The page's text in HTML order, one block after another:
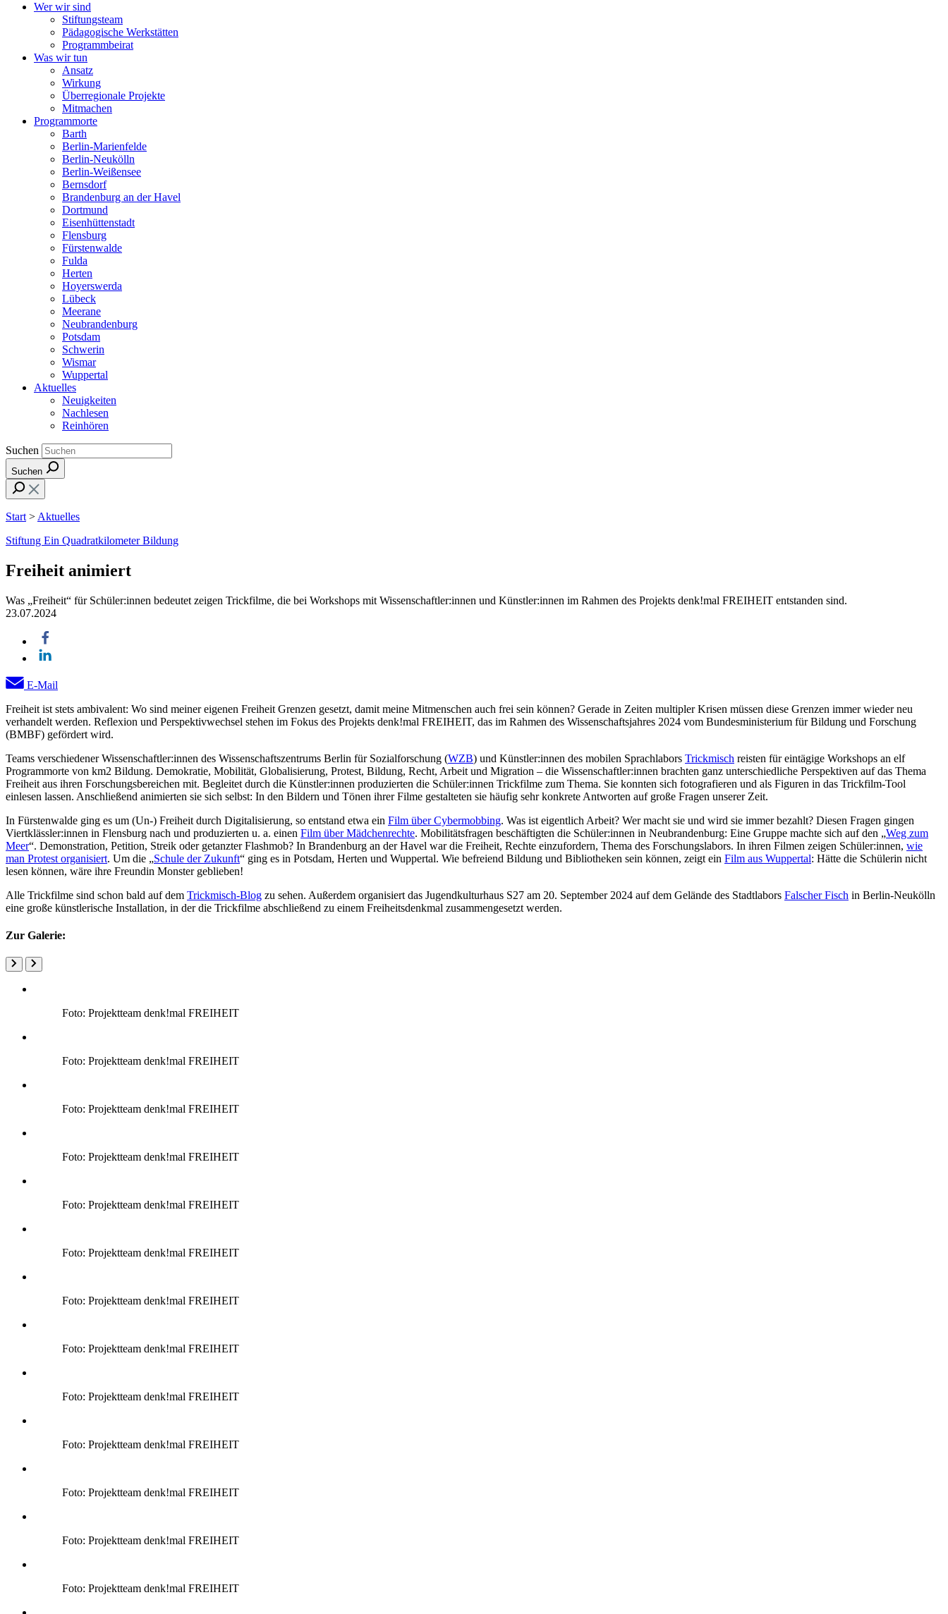
Wer wir sind
Stiftungsteam
Pädagogische Werkstätten
Programmbeirat
Was wir tun
Ansatz
Wirkung
Überregionale Projekte
Mitmachen
Programmorte
Barth
Berlin-Marienfelde
Berlin-Neukölln
Berlin-Weißensee
Bernsdorf
Brandenburg an der Havel
Dortmund
Eisenhüttenstadt
Flensburg
Fürstenwalde
Fulda
Herten
Hoyerswerda
Lübeck
Meerane
Neubrandenburg
Potsdam
Schwerin
Wismar
Wuppertal
Aktuelles
Neuigkeiten
Nachlesen
Reinhören
Suchen
Suchen
Start > Aktuelles
Stiftung Ein Quadratkilometer Bildung
Freiheit animiert
Was „Freiheit“ für Schüler:innen bedeutet zeigen Trickfilme, die bei Workshops mit Wissenschaftler:innen und Künstler:innen im Rahmen des Projekts denk!mal FREIHEIT entstanden sind.
23.07.2024
E-Mail
Freiheit ist stets ambivalent: Wo sind meiner eigenen Freiheit Grenzen gesetzt, damit meine Mitmenschen auch frei sein können? Gerade in Zeiten multipler Krisen müssen diese Grenzen immer wieder neu
verhandelt werden. Reflexion und Perspektivwechsel stehen im Fokus des Projekts denk!mal FREIHEIT, das im Rahmen des Wissenschaftsjahres 2024 vom Bundesministerium für Bildung und Forschung
(BMBF) gefördert wird.
Teams verschiedener Wissenschaftler:innen des Wissenschaftszentrums Berlin für Sozialforschung (WZB) und Künstler:innen des mobilen Sprachlabors Trickmisch reisten für eintägige Workshops an elf
Programmorte von km2 Bildung. Demokratie, Mobilität, Globalisierung, Protest, Bildung, Recht, Arbeit und Migration – die Wissenschaftler:innen brachten ganz unterschiedliche Perspektiven auf das Thema
Freiheit aus ihren Forschungsbereichen mit. Begleitet durch die Künstler:innen produzierten die Schüler:innen Trickfilme zum Thema. Sie konnten sich fotografieren und als Figuren in das Trickfilm-Tool
einlesen lassen. Anschließend animierten sie sich selbst: In den Bildern und Tönen ihrer Filme gestalteten sie häufig sehr konkrete Antworten auf große Fragen unserer Zeit.
In Fürstenwalde ging es um (Un-) Freiheit durch Digitalisierung, so entstand etwa ein Film über Cybermobbing. Was ist eigentlich Arbeit? Wer macht sie und wird sie immer bezahlt? Diesen Fragen gingen
Viertklässler:innen in Flensburg nach und produzierten u. a. einen Film über Mädchenrechte. Mobilitätsfragen beschäftigten die Schüler:innen in Neubrandenburg: Eine Gruppe machte sich auf den „Weg zum
Meer“. Demonstration, Petition, Streik oder getanzter Flashmob? In Brandenburg an der Havel war die Freiheit, Rechte einzufordern, Thema des Forschungslabors. In ihren Filmen zeigen Schüler:innen, wie
man Protest organisiert. Um die „Schule der Zukunft“ ging es in Potsdam, Herten und Wuppertal. Wie befreiend Bildung und Bibliotheken sein können, zeigt ein Film aus Wuppertal: Hätte die Schülerin nicht
lesen können, wäre ihre Freundin Monster geblieben!
Alle Trickfilme sind schon bald auf dem Trickmisch-Blog zu sehen. Außerdem organisiert das Jugendkulturhaus S27 am 20. September 2024 auf dem Gelände des Stadtlabors Falscher Fisch in Berlin-Neukölln
eine große künstlerische Installation, in der die Trickfilme abschließend zu einem Freiheitsdenkmal zusammengesetzt werden.
Zur Galerie:
Foto: Projektteam denk!mal FREIHEIT
Foto: Projektteam denk!mal FREIHEIT
Foto: Projektteam denk!mal FREIHEIT
Foto: Projektteam denk!mal FREIHEIT
Foto: Projektteam denk!mal FREIHEIT
Foto: Projektteam denk!mal FREIHEIT
Foto: Projektteam denk!mal FREIHEIT
Foto: Projektteam denk!mal FREIHEIT
Foto: Projektteam denk!mal FREIHEIT
Foto: Projektteam denk!mal FREIHEIT
Foto: Projektteam denk!mal FREIHEIT
Foto: Projektteam denk!mal FREIHEIT
Foto: Projektteam denk!mal FREIHEIT